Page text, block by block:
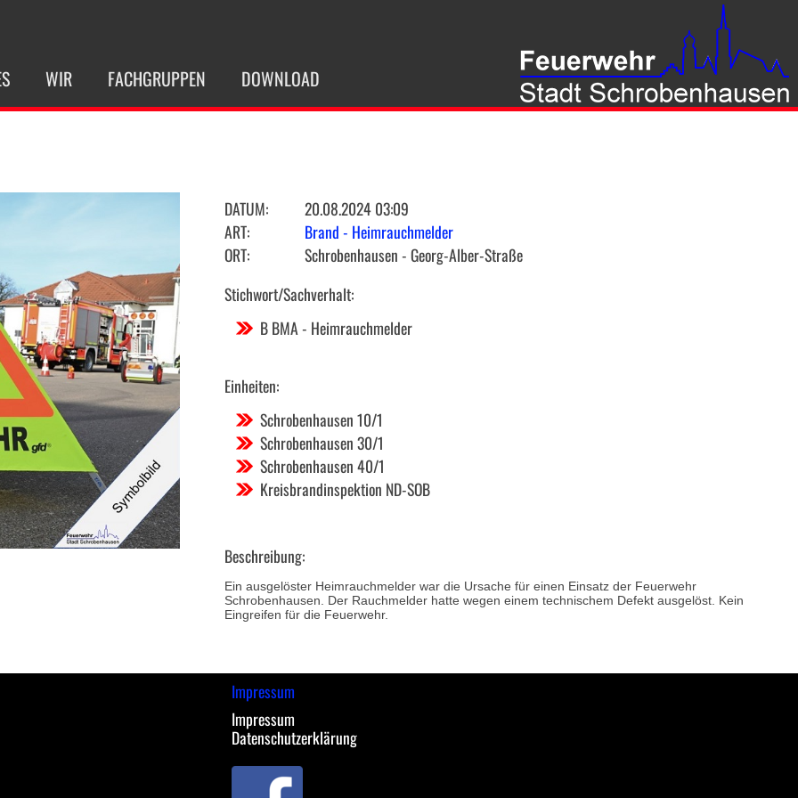
WIR FACHGRUPPEN DOWNLOAD
DATUM:
20.08.2024 03:09
ART:
Brand - Heimrauchmelder
ORT:
Schrobenhausen - Georg-Alber-Straße
Stichwort/Sachverhalt:
B BMA - Heimrauchmelder
Einheiten:
Schrobenhausen 10/1
Schrobenhausen 30/1
Schrobenhausen 40/1
Kreisbrandinspektion ND-SOB
Beschreibung:
Ein ausgelöster Heimrauchmelder war die Ursache für einen Einsatz der Feuerwehr
Schrobenhausen. Der Rauchmelder hatte wegen einem technischem Defekt ausgelöst. Kein
Eingreifen für die Feuerwehr.
Impressum
Impressum
Datenschutzerklärung